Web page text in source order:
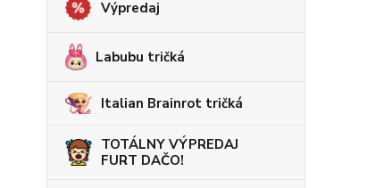
Výpredaj
Labubu tričká
Italian Brainrot tričká
TOTÁLNY VÝPREDAJ
FURT DAČO!